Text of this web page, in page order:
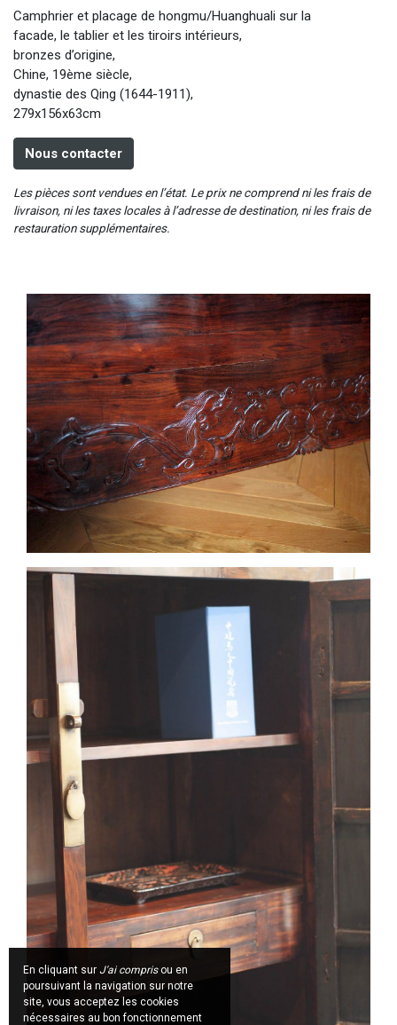
En cliquant sur J'ai comprisou en
poursuivant la navigation sur notre
site, vous acceptez les cookies
nécessaires au bon fonctionnement
Camphrier et placage de hongmu/Huanghuali sur la
facade, le tablier et les tiroirs intérieurs,
bronzes d’origine,
Chine, 19ème siècle,
dynastie des Qing (1644-1911),
279x156x63cm
Nous contacter
Les pièces sont vendues en l’état. Le prix ne comprend ni les frais de
livraison, ni les taxes locales à l’adresse de destination, ni les frais de
restauration supplémentaires.